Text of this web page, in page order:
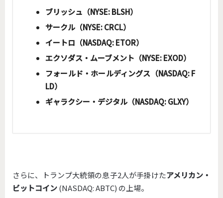
ブリッシュ（NYSE: BLSH）
サークル（NYSE: CRCL）
イートロ（NASDAQ: ETOR）
エクソダス・ムーブメント（NYSE: EXOD）
フォールド・ホールディングス（NASDAQ: F
LD）
ギャラクシー・デジタル（NASDAQ: GLXY）
さらに、トランプ大統領の息子2人が手掛けたアメリカン・
ビットコイン(NASDAQ: ABTC) の上場。